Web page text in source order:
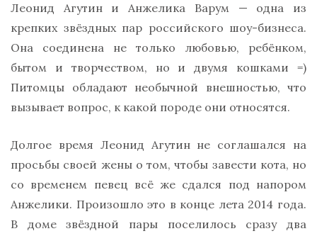
Леонид Агутин и Анжелика Варум — одна из
крепких звёздных пар российского шоу-бизнеса.
Она соединена не только любовью, ребёнком,
бытом и творчеством, но и двумя кошками =)
Питомцы обладают необычной внешностью, что
вызывает вопрос, к какой породе они относятся.
Долгое время Леонид Агутин не соглашался на
просьбы своей жены о том, чтобы завести кота, но
со временем певец всё же сдался под напором
Анжелики. Произошло это в конце лета 2014 года.
В доме звёздной пары поселилось сразу два